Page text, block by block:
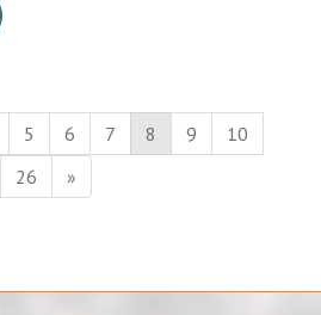
5 6 7 8 9
10
26 »